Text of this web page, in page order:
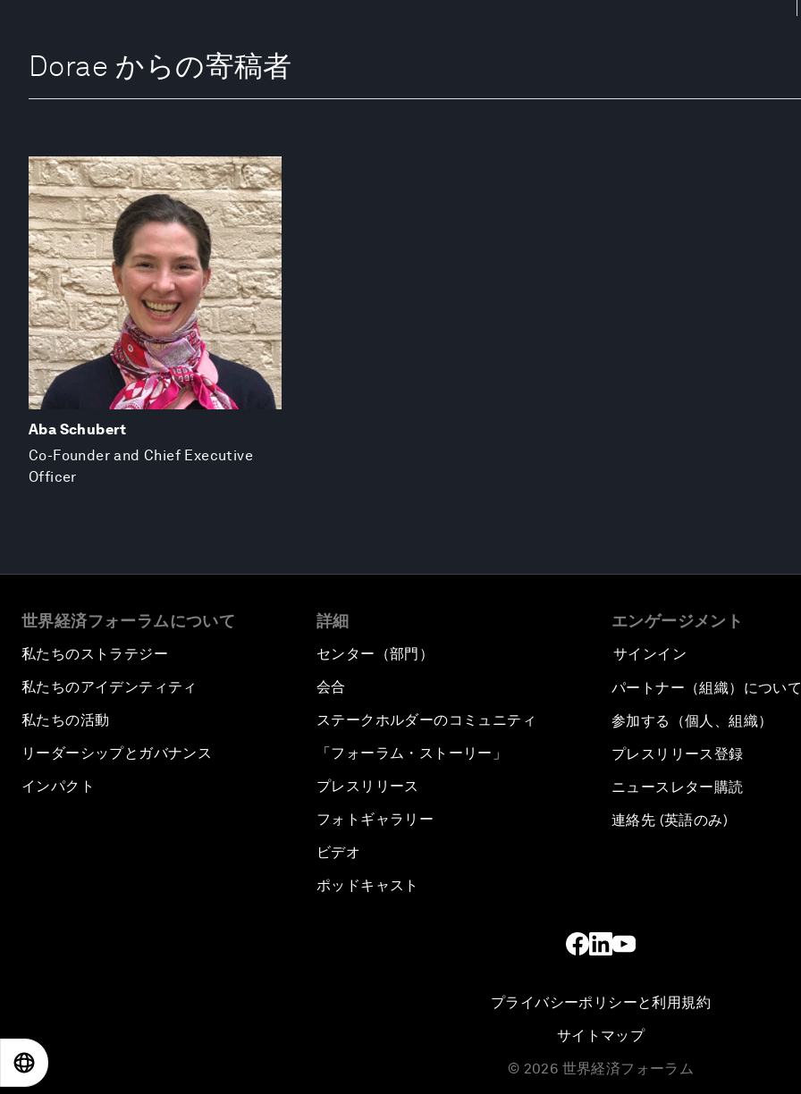
Dorae からの寄稿者
Aba Schubert
Co-Founder and Chief Executive
Officer
世界経済フォーラムについて
私たちのストラテジー
私たちのアイデンティティ
私たちの活動
リーダーシップとガバナンス
インパクト
詳細
センター（部門）
会合
ステークホルダーのコミュニティ
「フォーラム・ストーリー」
プレスリリース
フォトギャラリー
ビデオ
ポッドキャスト
エンゲージメント
サインイン
パートナー（組織）について
参加する（個人、組織）
プレスリリース登録
ニュースレター購読
連絡先 (英語のみ)
プライバシーポリシーと利用規約
サイトマップ
© 2026 世界経済フォーラム